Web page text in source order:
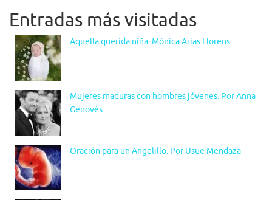
Entradas más visitadas
Aquella querida niña. Mónica Arias Llorens
Mujeres maduras con hombres jóvenes. Por Anna
Genovés
Oración para un Angelillo. Por Usue Mendaza